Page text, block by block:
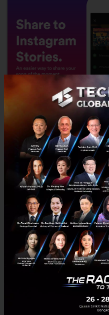
กระตุ้นผู้ใช้งาน Spotify เพิ่มฟี
Instagram ได้แล้ว
บอกลาการอัพโหลดภาพแคปเจอร์
Spotify ได้เปิดตัวฟีเจอร์ใหม่ที่ทำ
Instagram ได้แล้ววันนี้......
พฤษภาคม 3, 2018 | By
Techsauce
spotify instagram Mobile